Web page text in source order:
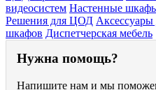
видеосистем Настенные
Решения для ЦОД
шкафов Диспетчерская мебель
Нужна помощь?
Напишите нам и мы